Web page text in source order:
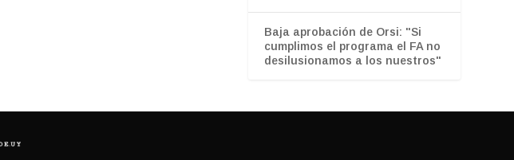
Baja aprobación de Orsi: "Si
cumplimos el programa el FA no
desilusionamos a los nuestros"